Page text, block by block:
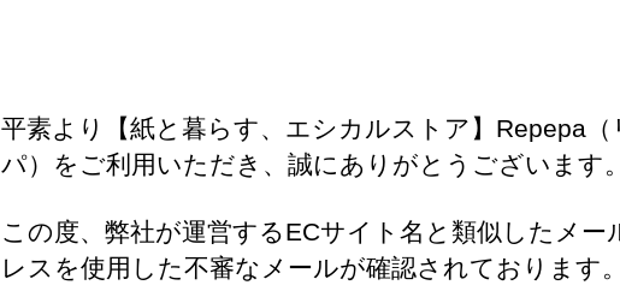
平素より【紙と暮らす、エシカルストア】Repepa（
パ）をご利用いただき、誠にありがとうございます。
この度、弊社が運営するECサイト名と類似したメー
レスを使用した不審なメールが確認されております。